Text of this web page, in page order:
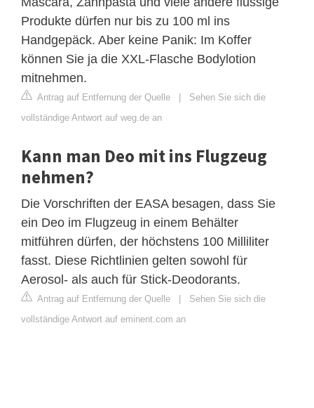
Produkte dürfen nur bis zu 100 ml ins
Handgepäck. Aber keine Panik: Im Koffer
können Sie ja die XXL-Flasche Bodylotion
mitnehmen.
Antrag auf Entfernung der Quelle
Sehen Sie sich die
vollständige Antwort auf weg.de an
Kann man Deo mit ins Flugzeug
nehmen?
Die Vorschriften der EASA besagen, dass Sie
ein Deo im Flugzeug in einem Behälter
mitführen dürfen, der höchstens 100 Milliliter
fasst. Diese Richtlinien gelten sowohl für
Aerosol- als auch für Stick-Deodorants.
Antrag auf Entfernung der Quelle
Sehen Sie sich die
vollständige Antwort auf eminent.com an